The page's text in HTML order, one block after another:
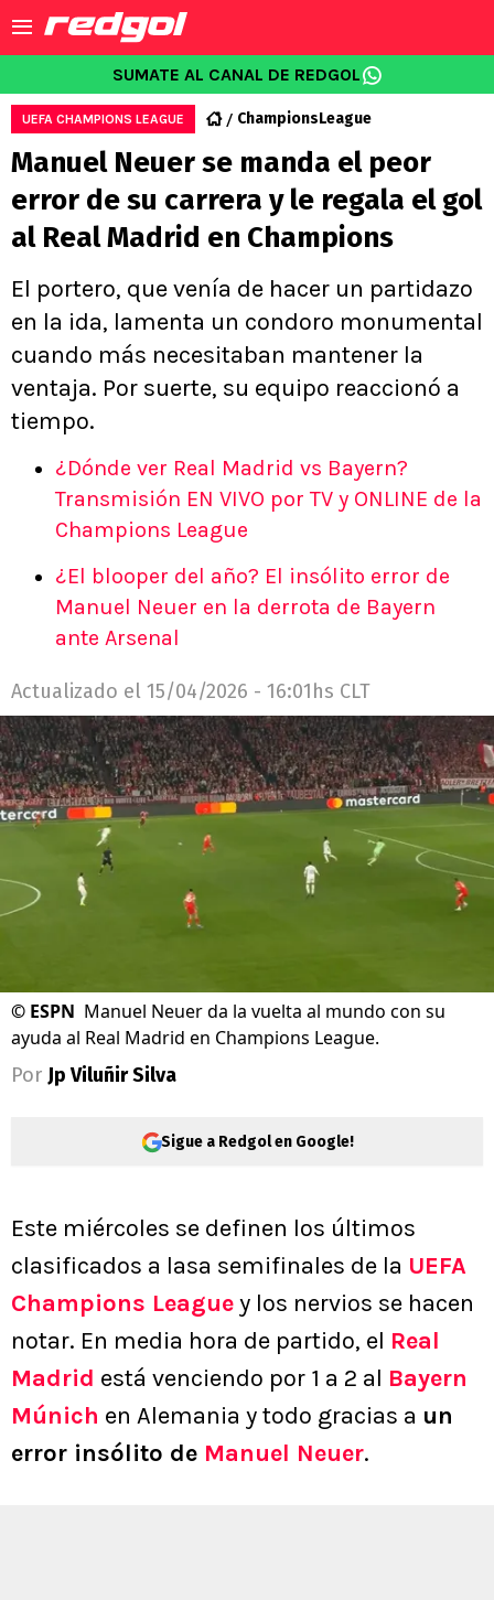
SUMATE AL CANAL DE REDGOL
UEFA CHAMPIONS LEAGUE ChampionsLeague
Manuel Neuer se manda el peor
error de su carrera y le regala el gol
al Real Madrid en Champions
El portero, que venía de hacer un partidazo
en la ida, lamenta un condoro monumental
cuando más necesitaban mantener la
ventaja. Por suerte, su equipo reaccionó a
tiempo.
¿Dónde ver Real Madrid vs Bayern?
Transmisión EN VIVO por TV y ONLINE de la
Champions League
¿El blooper del año? El insólito error de
Manuel Neuer en la derrota de Bayern
ante Arsenal
Actualizado el 15/04/2026 - 16:01hs CLT
© ESPN Manuel Neuer da la vuelta al mundo con su
ayuda al Real Madrid en Champions League.
Por Jp Viluñir Silva
Sigue a Redgol en Google!
Este miércoles se definen los últimos
clasificados a lasa semifinales de la UEFA
Champions Leaguey los nervios se hacen
notar. En media hora de partido, el Real
Madrid está venciendo por 1 a 2 al Bayern
Múnich en Alemania y todo gracias a un
error insólito de Manuel Neuer.